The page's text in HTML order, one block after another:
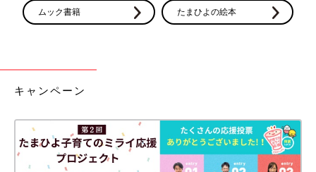
ムック書籍 たまひよの絵本
キャンペーン